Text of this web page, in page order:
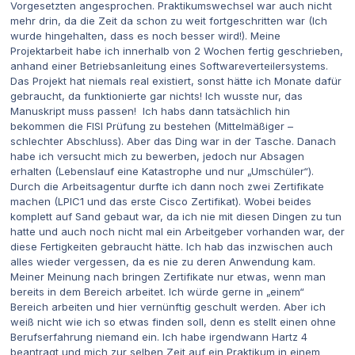
Vorgesetzten angesprochen. Praktikumswechsel war auch nicht
mehr drin, da die Zeit da schon zu weit fortgeschritten war (Ich
wurde hingehalten, dass es noch besser wird!). Meine
Projektarbeit habe ich innerhalb von 2 Wochen fertig geschrieben,
anhand einer Betriebsanleitung eines Softwareverteilersystems.
Das Projekt hat niemals real existiert, sonst hätte ich Monate dafür
gebraucht, da funktionierte gar nichts! Ich wusste nur, das
Manuskript muss passen! Ich habs dann tatsächlich hin
bekommen die FISI Prüfung zu bestehen (Mittelmäßiger –
schlechter Abschluss). Aber das Ding war in der Tasche. Danach
habe ich versucht mich zu bewerben, jedoch nur Absagen
erhalten (Lebenslauf eine Katastrophe und nur „Umschüler“).
Durch die Arbeitsagentur durfte ich dann noch zwei Zertifikate
machen (LPIC1 und das erste Cisco Zertifikat). Wobei beides
komplett auf Sand gebaut war, da ich nie mit diesen Dingen zu tun
hatte und auch noch nicht mal ein Arbeitgeber vorhanden war, der
diese Fertigkeiten gebraucht hätte. Ich hab das inzwischen auch
alles wieder vergessen, da es nie zu deren Anwendung kam.
Meiner Meinung nach bringen Zertifikate nur etwas, wenn man
bereits in dem Bereich arbeitet. Ich würde gerne in „einem“
Bereich arbeiten und hier vernünftig geschult werden. Aber ich
weiß nicht wie ich so etwas finden soll, denn es stellt einen ohne
Berufserfahrung niemand ein. Ich habe irgendwann Hartz 4
beantragt und mich zur selben Zeit auf ein Praktikum in einem